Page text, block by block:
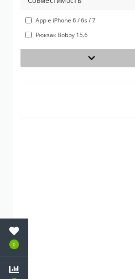
0
Apple iPhone 6 / 6s / 7
Рюкзак Bobby 15.6